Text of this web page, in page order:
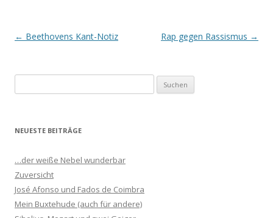
Beitrags-
← Beethovens Kant-Notiz Rap gegen Rassismus →
u
h
n
a
c
h
NEUESTE BEITRÄGE
…der weiße Nebel wunderbar
Zuversicht
José Afonso und Fados de Coimbra
Mein Buxtehude (auch für andere)